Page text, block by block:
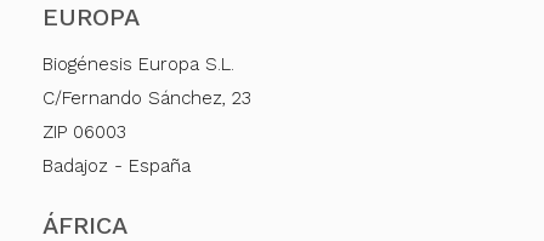
EUROPA
Biogénesis Europa S.L.
C/Fernando Sánchez, 23
ZIP 06003
Badajoz - España
ÁFRICA